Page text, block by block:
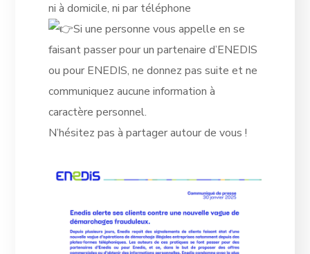
ni à domicile, ni par téléphone
Si une personne vous appelle en se
faisant passer pour un partenaire d’ENEDIS
ou pour ENEDIS, ne donnez pas suite et ne
communiquez aucune information à
caractère personnel.
N’hésitez pas à partager autour de vous !